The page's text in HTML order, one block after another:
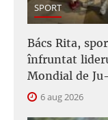
SPORT
Bács Rita,
înfruntat
Mondial de
6 aug 2026